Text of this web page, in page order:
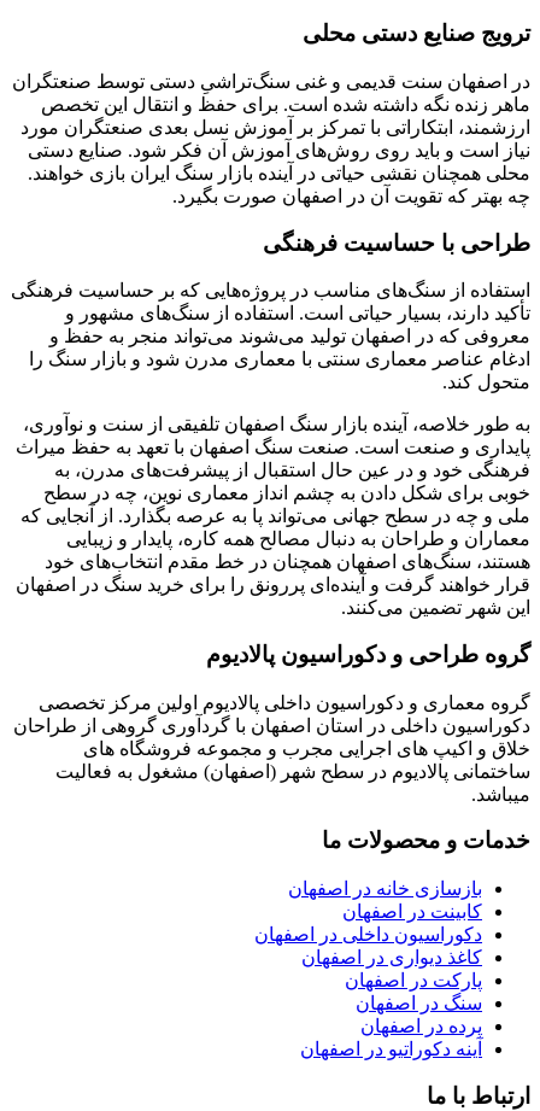
ترویج صنایع دستی محلی
در اصفهان سنت قدیمی و غنی سنگ‌تراشیِ دستی توسط صنعتگران
ماهر زنده نگه داشته شده است. برای حفظ و انتقال این تخصص
ارزشمند، ابتکاراتی با تمرکز بر آموزش نسل بعدی صنعتگران مورد
نیاز است و باید روی روش‌های آموزش آن فکر شود. صنایع دستی
محلی همچنان نقشی حیاتی در آینده بازار سنگ ایران بازی خواهند.
چه بهتر که تقویت آن در اصفهان صورت بگیرد.
طراحی با حساسیت فرهنگی
استفاده از سنگ‌های مناسب در پروژه‌هایی که بر حساسیت فرهنگی
تأکید دارند، بسیار حیاتی است. استفاده از سنگ‌های مشهور و
معروفی که در اصفهان تولید می‌شوند می‌تواند منجر به حفظ و
ادغام عناصر معماری سنتی با معماری مدرن شود و بازار سنگ را
متحول کند.
به طور خلاصه، آینده بازار سنگ اصفهان تلفیقی از سنت و نوآوری،
پایداری و صنعت است. صنعت سنگ اصفهان با تعهد به حفظ میراث
فرهنگی خود و در عین حال استقبال از پیشرفت‌های مدرن، به
خوبی برای شکل دادن به چشم انداز معماری نوین، چه در سطح
ملی و چه در سطح جهانی می‌تواند پا به عرصه بگذارد. از آنجایی که
معماران و طراحان به دنبال مصالح همه کاره، پایدار و زیبایی
هستند، سنگ‌های اصفهان همچنان در خط مقدم انتخاب‌های خود
قرار خواهند گرفت و آینده‌ای پررونق را برای خرید سنگ در اصفهان
این شهر تضمین می‌کنند.
گروه طراحی و دکوراسیون پالادیوم
گروه معماری و دکوراسیون داخلی پالادیوم اولین مرکز تخصصی
دکوراسیون داخلی در استان اصفهان با گردآوری گروهی از طراحان
خلاق و اکیپ های اجرایی مجرب و مجموعه فروشگاه های
ساختمانی پالادیوم در سطح شهر (اصفهان) مشغول به فعالیت
میباشد.
خدمات و محصولات ما
بازسازی خانه در اصفهان
کابینت در اصفهان
دکوراسیون داخلی در اصفهان
کاغذ دیواری در اصفهان
پارکت در اصفهان
سنگ در اصفهان
پرده در اصفهان
آينه دکوراتیو در اصفهان
ارتباط با ما